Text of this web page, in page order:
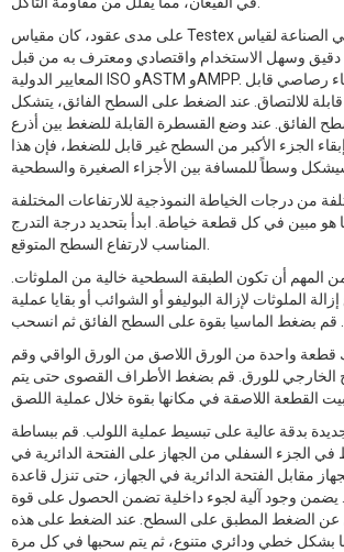
على مدى عقود، كان مقياس Testex هو المعيار الأساسي في الصناعة لقياس
دقيق وسهل الاستخدام واقتصادي ومعترف به من قبل
المعايير الدولية ISO وASTM وAMPP. يتكون من غطاء رصاصي قابل
قابلة للالتصاق. عند الضغط على السطح الفائق، يتشكل
الفائق. عند وضع القسطرة القابلة للضغط بين أذرع
الجزء الأكبر من السطح غير قابل للضغط، فإن هذا
من درجات الخياطة النموذجية للارتفاعات المختلفة
هو مبين في كل قطعة خياطة. ابدأ بتحديد درجة التدرج
من المهم أن تكون الطبقة السطحية خالية من الملوثات.
الملوثات لإزالة البوليفو أو الشوائب أو بقايا عملية
قطعة واحدة من الورق اللاصق من الورق الواقي وقم
الخارجي للورق. قم بضغط الأطراف القصوى حتى يتم
بدقة عالية على تبسيط عملية اللولب. قم ببساطة
الجزء السفلي من الجهاز على الفتحة الدائرية في
مقابل الفتحة الدائرية في الجهاز، حتى تنزل قاعدة
يضمن وجود آلية لجوء داخلية تضمن الحصول على قوة
عن الضغط المطبق على السطح. عند الضغط على هذه
بشكل خطي ودائري متنوع، ثم يتم سحبها في كل مرة